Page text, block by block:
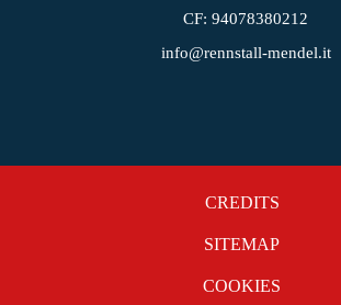
CF: 94078380212
info@rennstall-mendel.it
CREDITS
SITEMAP
COOKIES